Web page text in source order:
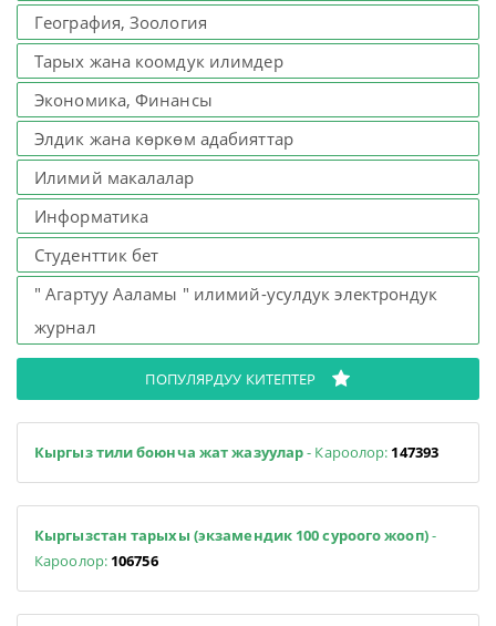
География, Зоология
Тарых жана коомдук илимдер
Экономика, Финансы
Элдик жана көркөм адабияттар
Илимий макалалар
Информатика
Студенттик бет
" Агартуу Ааламы " илимий-усулдук электрондук
журнал
ПОПУЛЯРДУУ КИТЕПТЕР
Кыргыз тили боюнча жат жазуулар- Кароолор: 147393
Кыргызстан тарыхы (экзамендик 100 суроого жооп)-
Кароолор: 106756